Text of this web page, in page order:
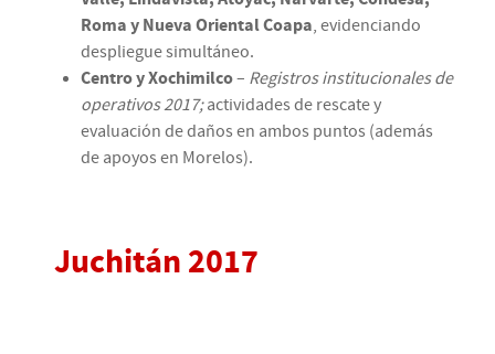
Roma y Nueva Oriental Coapa, evidenciando
despliegue simultáneo.
Centro y Xochimilco– Registros institucionales de
operativos 2017;actividades de rescate y
evaluación de daños en ambos puntos (además
de apoyos en Morelos).
Juchitán 2017